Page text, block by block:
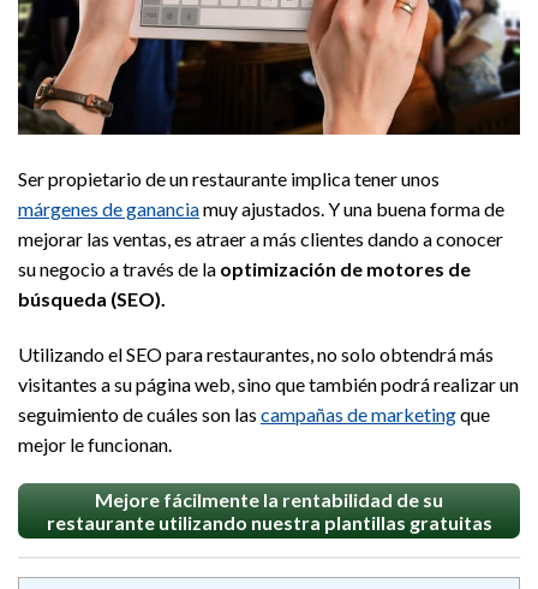
Ser propietario de un restaurante implica tener unos
márgenes de gananciamuy ajustados. Y una buena forma de
mejorar las ventas, es atraer a más clientes dando a conocer
su negocio a través de la optimización de motores de
búsqueda (SEO).
Utilizando el SEO para restaurantes, no solo obtendrá más
visitantes a su página web, sino que también podrá realizar un
seguimiento de cuáles son las campañas de marketingque
mejor le funcionan.
Mejore fácilmente la rentabilidad de su
restaurante utilizando nuestra plantillas gratuitas